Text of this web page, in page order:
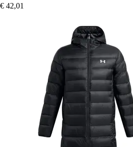
€ 42,01